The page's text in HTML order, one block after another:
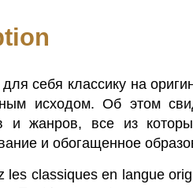
для себя классику на
исходом. Об этом
и жанров, все из
и обогащенное
les classiques en langue